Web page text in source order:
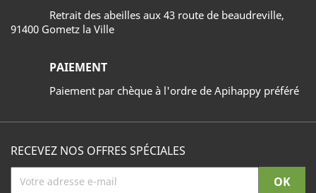
Retrait des abeilles aux 43 route de beaudreville,
91400 Gometz la Ville
PAIEMENT
Paiement par chèque à l'ordre de Apihappy préféré
RECEVEZ NOS OFFRES SPÉCIALES